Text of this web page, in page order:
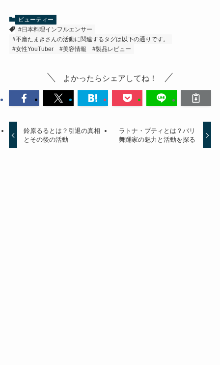
ビューティー
#日本料理インフルエンサー
#不磨たまきさんの活動に関連するタグは以下の通りです。
#女性YouTuber
#美容情報 #製品レビュー
よかったらシェアしてね！
鈴原るるとは？引退の真相
とその後の活動
ラトナ・プティとは？バリ
舞踊家の魅力と活動を探る